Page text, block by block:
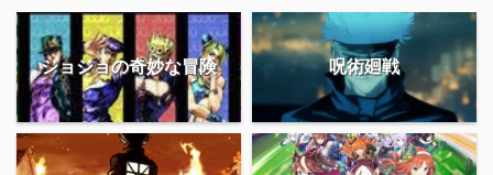
ジョジョの奇妙な冒険 呪術廻戦